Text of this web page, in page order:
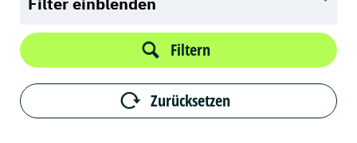
Filtern
Zurücksetzen